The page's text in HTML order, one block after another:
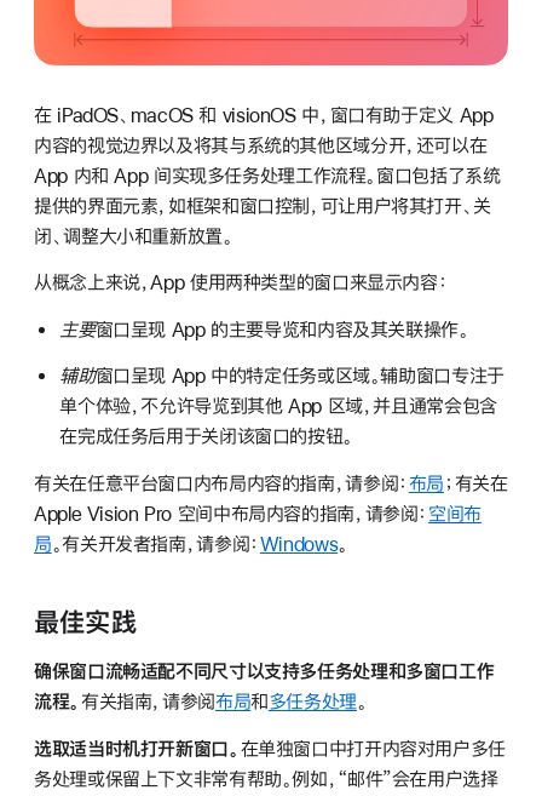
在 iPadOS、macOS 和 visionOS 中，窗口有助于定义 App
内容的视觉边界以及将其与系统的其他区域分开，还可以在
App 内和 App 间实现多任务处理工作流程。窗口包括了系统
提供的界面元素，如框架和窗口控制，可让用户将其打开、关
闭、调整大小和重新放置。
从概念上来说，App 使用两种类型的窗口来显示内容：
主要窗口呈现 App 的主要导览和内容及其关联操作。
辅助窗口呈现 App 中的特定任务或区域。辅助窗口专注于
单个体验，不允许导览到其他 App 区域，并且通常会包含
在完成任务后用于关闭该窗口的按钮。
有关在任意平台窗口内布局内容的指南，请参阅： 布局 ；有关在
Apple Vision Pro 空间中布局内容的指南，请参阅： 空间布
局。有关开发者指南，请参阅： Windows。
最佳实践
确保窗口流畅适配不同尺寸以支持多任务处理和多窗口工作
流程。 有关指南，请参阅布局和多任务处理。
选取适当时机打开新窗口。 在单独窗口中打开内容对用户多任
务处理或保留上下文非常有帮助。例如，“邮件”会在用户选择